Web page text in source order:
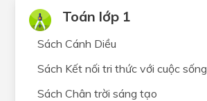
Toán lớp 1
Sách Cánh Diều
Sách Kết nối tri thức với cuộc sống
Sách Chân trời sáng tạo